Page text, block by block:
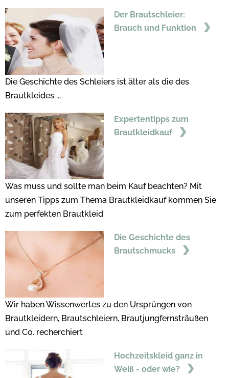
Der Brautschleier:
Brauch und Funktion
Die Geschichte des Schleiers ist älter als die des
Brautkleides ...
Expertentipps zum
Brautkleidkauf
Was muss und sollte man beim Kauf beachten? Mit
unseren Tipps zum Thema Brautkleidkauf kommen Sie
zum perfekten Brautkleid
Die Geschichte des
Brautschmucks
Wir haben Wissenwertes zu den Ursprüngen von
Brautkleidern, Brautschleiern, Brautjungfernsträußen
und Co. recherchiert
Hochzeitskleid ganz in
Weiß - oder wie?